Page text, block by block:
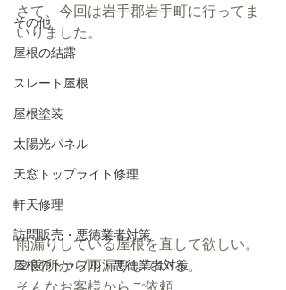
その他
屋根の結露
スレート屋根
屋根塗装
太陽光パネル
天窓トップライト修理
軒天修理
訪問販売・悪徳業者対策
屋根のトラブル・悪徳業者対策
さて、今回は岩手郡岩手町に行ってま
いりました。
雨漏りしている屋根を直して欲しい。
２箇所から雨漏りしている。
そんなお客様からご依頼